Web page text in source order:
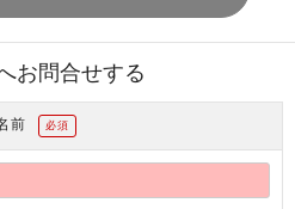
お問合せする
前 必須